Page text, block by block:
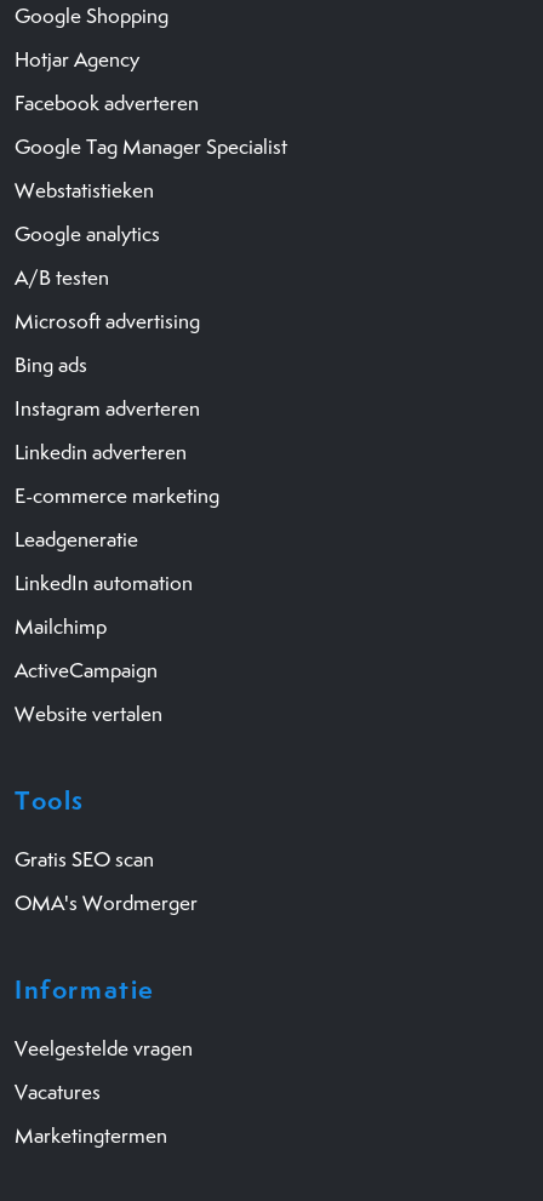
Google Shopping
Hotjar Agency
Facebook adverteren
Google Tag Manager Specialist
Webstatistieken
Google analytics
A/B testen
Microsoft advertising
Bing ads
Instagram adverteren
Linkedin adverteren
E-commerce marketing
Leadgeneratie
LinkedIn automation
Mailchimp
ActiveCampaign
Website vertalen
Tools
Gratis SEO scan
OMA's Wordmerger
Informatie
Veelgestelde vragen
Vacatures
Marketingtermen